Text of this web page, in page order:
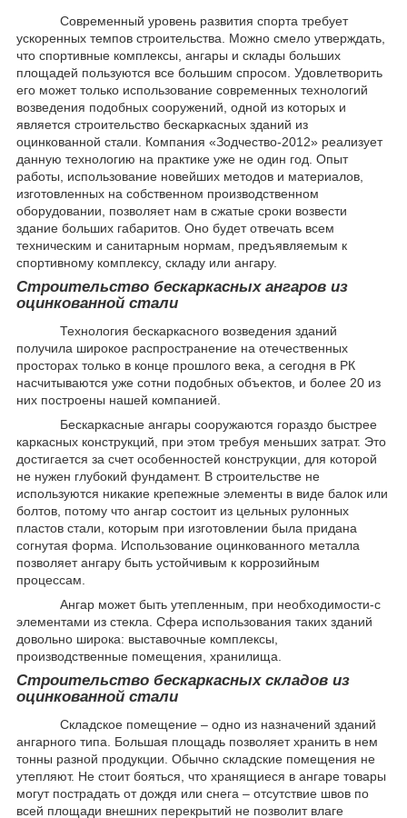
Современный уровень развития спорта требует
ускоренных темпов строительства. Можно смело утверждать,
что спортивные комплексы, ангары и склады больших
площадей пользуются все большим спросом. Удовлетворить
его может только использование современных технологий
возведения подобных сооружений, одной из которых и
является строительство бескаркасных зданий из
оцинкованной стали. Компания «Зодчество-2012» реализует
данную технологию на практике уже не один год. Опыт
работы, использование новейших методов и материалов,
изготовленных на собственном производственном
оборудовании, позволяет нам в сжатые сроки возвести
здание больших габаритов. Оно будет отвечать всем
техническим и санитарным нормам, предъявляемым к
спортивному комплексу, складу или ангару.
Строительство бескаркасных ангаров из
оцинкованной стали
Технология бескаркасного возведения зданий
получила широкое распространение на отечественных
просторах только в конце прошлого века, а сегодня в РК
насчитываются уже сотни подобных объектов, и более 20 из
них построены нашей компанией.
Бескаркасные ангары сооружаются гораздо быстрее
каркасных конструкций, при этом требуя меньших затрат. Это
достигается за счет особенностей конструкции, для которой
не нужен глубокий фундамент. В строительстве не
используются никакие крепежные элементы в виде балок или
болтов, потому что ангар состоит из цельных рулонных
пластов стали, которым при изготовлении была придана
согнутая форма. Использование оцинкованного металла
позволяет ангару быть устойчивым к коррозийным
процессам.
Ангар может быть утепленным, при необходимости-с
элементами из стекла. Сфера использования таких зданий
довольно широка: выставочные комплексы,
производственные помещения, хранилища.
Строительство бескаркасных складов из
оцинкованной стали
Складское помещение – одно из назначений зданий
ангарного типа. Большая площадь позволяет хранить в нем
тонны разной продукции. Обычно складские помещения не
утепляют. Не стоит бояться, что хранящиеся в ангаре товары
могут пострадать от дождя или снега – отсутствие швов по
всей площади внешних перекрытий не позволит влаге